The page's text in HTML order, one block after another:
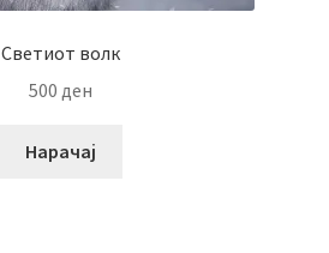
Светиот волк
500 ден
Нарачај